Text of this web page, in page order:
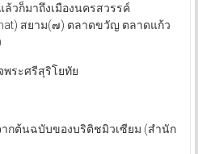
ล้วก็มาถึงเมืองนครสวรรค์
สยาม(๗) ตลาดขวัญ ตลาดแก้ว
พระศรีสุริโยทัย
กต้นฉบับของบริติชมิวเซียม (สำนัก